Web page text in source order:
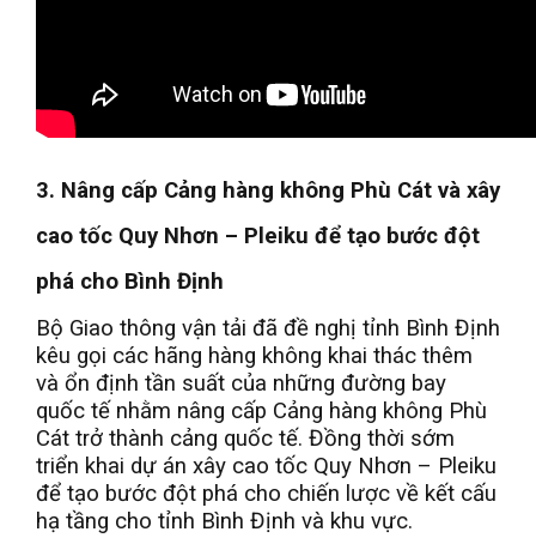
3. Nâng cấp Cảng hàng không Phù Cát và xây
cao tốc Quy Nhơn – Pleiku để tạo bước đột
phá cho Bình Định
Bộ Giao thông vận tải đã đề nghị tỉnh Bình Định
kêu gọi các hãng hàng không khai thác thêm
và ổn định tần suất của những đường bay
quốc tế nhằm nâng cấp Cảng hàng không Phù
Cát trở thành cảng quốc tế. Đồng thời sớm
triển khai dự án xây cao tốc Quy Nhơn – Pleiku
để tạo bước đột phá cho chiến lược về kết cấu
hạ tầng cho tỉnh Bình Định và khu vực.